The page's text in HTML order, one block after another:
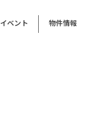
イベント 物件情報